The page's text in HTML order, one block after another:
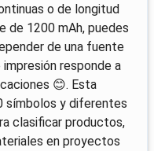
o de longitud
de 1200 mAh, puedes
de una fuente
responde a
😊. Esta
símbolos y diferentes
clasificar productos,
en proyectos